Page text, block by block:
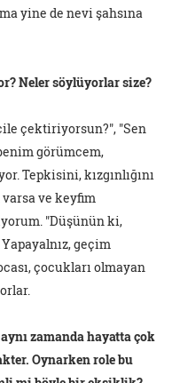
yine de nevi şahsına
Neler söylüyorlar size?
çektiriyorsun?", "Sen
görümcem,
Tepkisini, kızgınlığını
varsa ve keyfim
"Düşünün ki,
geçim
çocukları olmayan
zamanda hayatta çok
Oynarken role bu